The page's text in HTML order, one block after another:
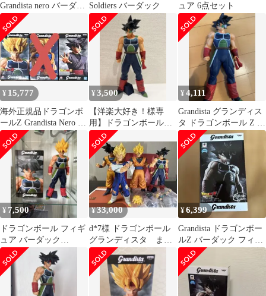
Grandista nero バーダッ
ク フィギュア
Soldiers バーダック
ュア 6点セット
¥ 15,777
海外正規品ドラゴンボ
ールZ Grandista Nero 新
品未開封 2点セット
¥3,500
【洋楽大好き！様専
用】ドラゴンボール
grandista バーダック
¥4,111
Grandista グランディス
タ ドラゴンボール Z バ
ーダック
¥ 7,500
ドラゴンボール フィギ
ュア バーダック
grandista nero
¥33,000
d*7様 ドラゴンボール
グランディスタ まと
め売り
¥6,399
Grandista ドラゴンボー
ルZ バーダック フィギ
ュア msp